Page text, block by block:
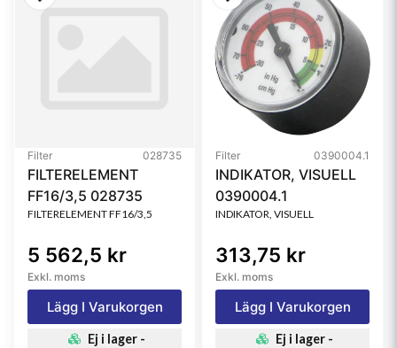
Filter 028735
FILTERELEMENT
FF16/3,5 028735
FILTERELEMENT FF16/3,5
5 562,5 kr
Exkl. moms
Lägg I Varukorgen
Ej i lager -
Filter 0390004.1
INDIKATOR, VISUELL
0390004.1
INDIKATOR, VISUELL
313,75 kr
Exkl. moms
Lägg I Varukorgen
Ej i lager -